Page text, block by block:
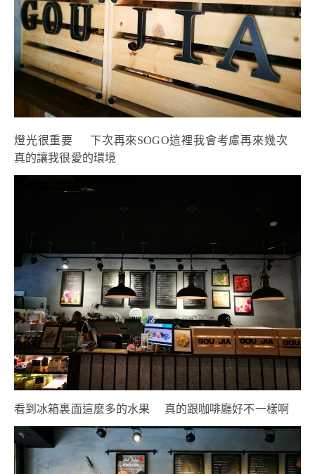
燈光很重要 下次再來SOGO這裡我會考慮再來幾次
真的讓我很愛的環境
看到冰箱裏面這麼多的水果 真的跟咖啡廳好不一樣啊